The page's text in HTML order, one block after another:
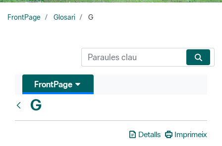
FrontPage Glosari G
FrontPage
G
Detalls Imprimeix